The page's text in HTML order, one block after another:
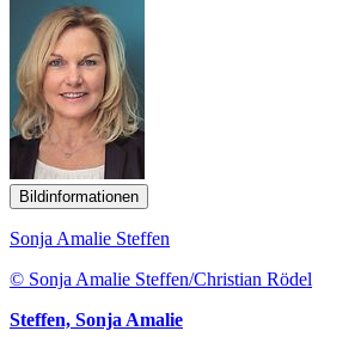
Bildinformationen
Sonja Amalie Steffen
© Sonja Amalie Steffen/Christian Rödel
Steffen, Sonja Amalie